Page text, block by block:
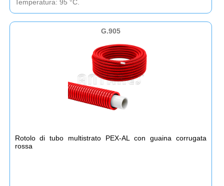
Temperatura: 95 °C.
G.905
Rotolo di tubo multistrato PEX-AL con guaina corrugata
rossa